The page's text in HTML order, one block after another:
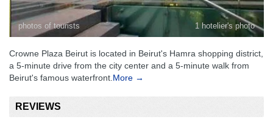
photos of tourists 1 hotelier's photo
Crowne Plaza Beirut is located in Beirut's Hamra shopping district,
a 5-minute drive from the city center and a 5-minute walk from
Beirut's famous waterfront. More →
REVIEWS